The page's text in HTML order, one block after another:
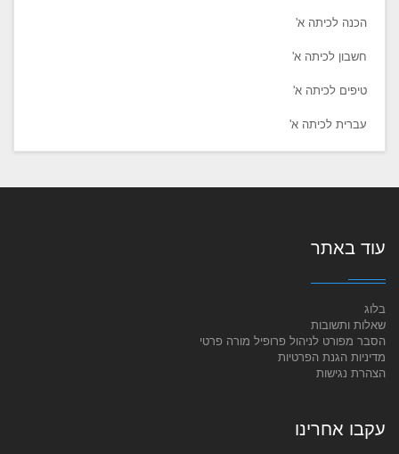
הכנה לכיתה א'
חשבון לכיתה א'
טיפים לכיתה א'
עברית לכיתה א'
עוד באתר
בלוג
שאלות ותשובות
הסבר מפורט לניהול פרופיל מורה פרטי
מדיניות הגנת הפרטיות
הצהרת נגישות
עקבו אחרינו